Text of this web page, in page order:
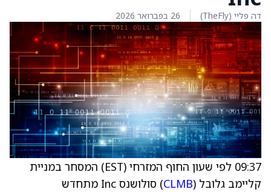
דה פליי (TheFly) 26 בפברואר 2026
09:37 לפי שעון החוף המזרחי (EST) המסחר במניית
קליימב גלובל (CLMB) סולושנס Inc מתחדש